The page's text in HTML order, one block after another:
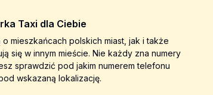
Taxi dla Ciebie
mieszkańcach polskich miast, jak i także
się w innym mieście. Nie każdy zna numery
sprawdzić pod jakim numerem telefonu
wskazaną lokalizację.